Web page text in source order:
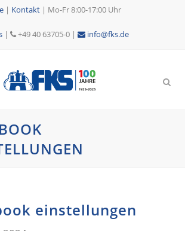
| Kontakt | Mo-Fr 8:00-17:00 Uhr
| +49 40 63705-0 | info@fks.de
einstellungen